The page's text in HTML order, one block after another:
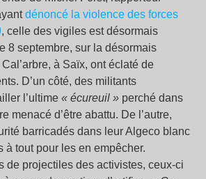
dénoncé la violence des forces
, celle des vigiles est désormais
8 septembre, sur la désormais
à Saïx, ont éclaté de
D’un côté, des militants
l’ultime « écureuil » perché dans
menacé d’être abattu. De l’autre,
barricadés dans leur Algeco blanc
à tout pour les en empêcher.
de projectiles des activistes, ceux-ci